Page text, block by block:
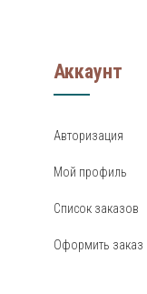
Аккаунт
Авторизация
Мой профиль
Список заказов
Оформить заказ